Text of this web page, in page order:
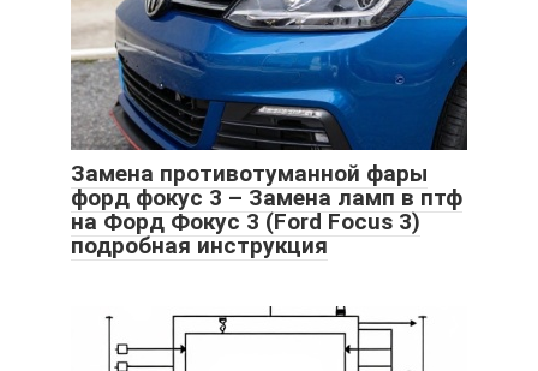
Замена противотуманной фары
форд фокус 3 – Замена ламп в птф
на Форд Фокус 3 (Ford Focus 3)
подробная инструкция